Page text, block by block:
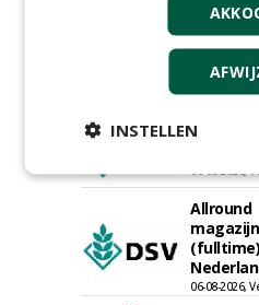
zaden
06-08-2026,
Allround
(fulltime)
06-08-2026,
INSTELLEN